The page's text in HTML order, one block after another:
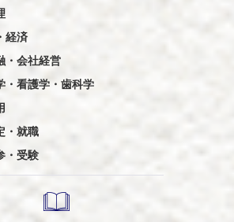
経済
・会社経営
・看護学・歯科学
・就職
・受験